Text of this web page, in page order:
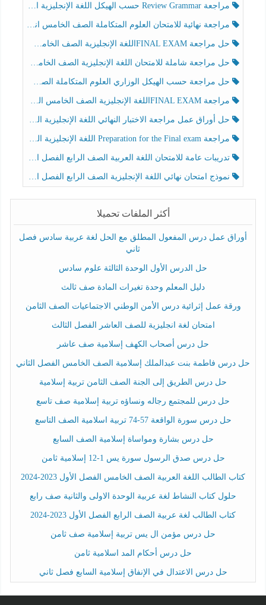
مراجعة Review Grammar حسب الهيكل اللغة الإنجليزية الصف الخامس الفصل الثالث
مراجعة نهائية للامتحان العلوم المتكاملة الصف الخامس انسبير الفصل الثالث
حل مراجعة FINAL EXAMاللغة الإنجليزية الصف الخامس الفصل الثالث
حل مراجعة شاملة للامتحان اللغة الإنجليزية الصف الخامس الفصل الثالث
حل مراجعة حسب الهيكل الوزاري العلوم المتكاملة الصف الخامس عام الفصل الثالث
مراجعة FINAL EXAMاللغة الإنجليزية الصف الخامس الفصل الثالث
حل أوراق عمل مراجعة الاختبار النهائي اللغة الإنجليزية الصف الرابع الفصل الثالث
مراجعة Preparation for the Final exam اللغة الإنجليزية الصف الرابع الفصل الثالث
تدريبات عامة للامتحان اللغة العربية الصف الرابع الفصل الثالث
نموذج امتحان نهائي اللغة الإنجليزية الصف الرابع الفصل الثالث
أكثر الملفات تحميلا
أوراق عمل درس المفعول المطلق مع الحل لغة عربية سادس فصل
ثاني
حل الدرس الأول الوحدة الثالثة علوم سادس
دليل المعلم وحدة تغيرات المادة صف ثالث
ورقة عمل إثرائية درس الأمن الوطني الاجتماعيات الصف الثامن
امتحان لغة انجليزية للصف العاشر الفصل الثالث
حل درس أصحاب الكهف إسلامية صف عاشر
حل درس فاطمة بنت عبدالملك إسلامية الصف الخامس الفصل الثاني
حل درس الطريق إلى الجنة الصف الثامن تربية إسلامية
حل درس للمجتمع رجاله ونساؤه تربية إسلامية صف تاسع
حل درس سورة الواقعة 57-74 تربية اسلامية الصف التاسع
حل درس بشارة ومواساة إسلامية الصف السابع
حل درس صدق الرسول سورة يس 1-12 إسلامية ثامن
كتاب الطالب اللغة العربية الصف الخامس الفصل الأول 2023-2024
حلول كتاب النشاط لغة عربية الوحدة الاولى والثانية صف رابع
كتاب الطالب لغة عربية الصف الرابع الفصل الأول 2023-2024
حل درس مؤمن ال يس تربية إسلامية صف ثامن
حل درس أحكام المد اسلامية ثامن
حل درس الاعتدال في الإنفاق إسلامية السابع فصل ثاني